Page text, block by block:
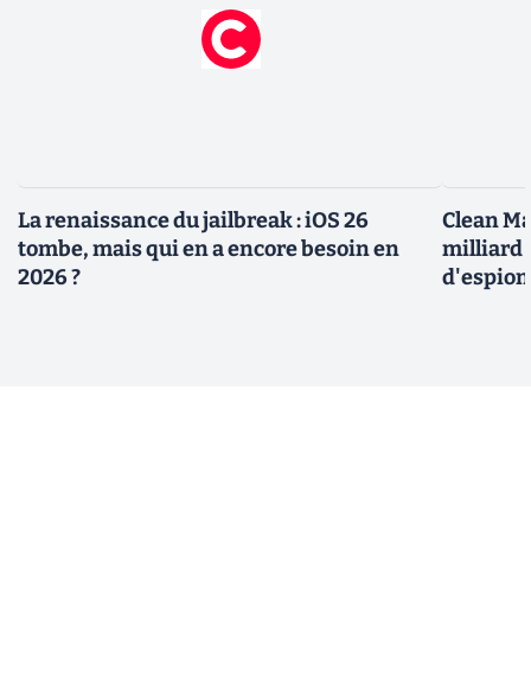
La renaissance du jailbreak : iOS 26
tombe, mais qui en a encore besoin en
2026 ?
Clean
milliard